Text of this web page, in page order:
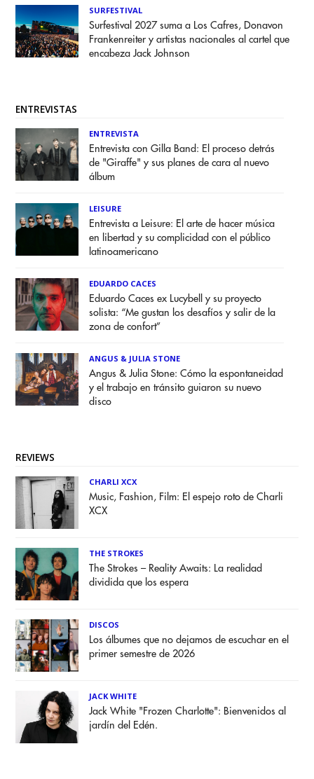
SURFESTIVAL
Surfestival 2027 suma a Los Cafres, Donavon
Frankenreiter y artistas nacionales al cartel que
encabeza Jack Johnson
ENTREVISTAS
ENTREVISTA
Entrevista con Gilla Band: El proceso detrás
de "Giraffe" y sus planes de cara al nuevo
álbum
LEISURE
Entrevista a Leisure: El arte de hacer música
en libertad y su complicidad con el público
latinoamericano
EDUARDO CACES
Eduardo Caces ex Lucybell y su proyecto
solista: “Me gustan los desafíos y salir de la
zona de confort”
ANGUS & JULIA STONE
Angus & Julia Stone: Cómo la espontaneidad
y el trabajo en tránsito guiaron su nuevo
disco
REVIEWS
CHARLI XCX
Music, Fashion, Film: El espejo roto de Charli
XCX
THE STROKES
The Strokes – Reality Awaits: La realidad
dividida que los espera
DISCOS
Los álbumes que no dejamos de escuchar en el
primer semestre de 2026
JACK WHITE
Jack White "Frozen Charlotte": Bienvenidos al
jardín del Edén.